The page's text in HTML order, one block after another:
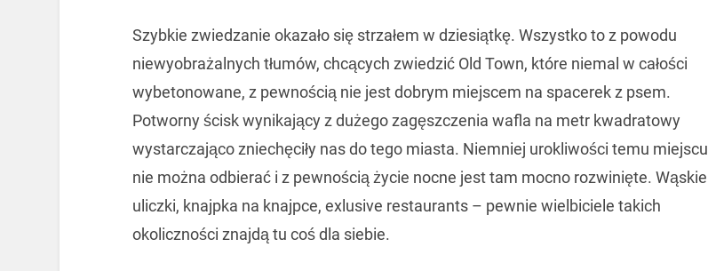
Szybkie zwiedzanie okazało się strzałem w dziesiątkę. Wszystko to z powodu
niewyobrażalnych tłumów, chcących zwiedzić Old Town, które niemal w całości
wybetonowane, z pewnością nie jest dobrym miejscem na spacerek z psem.
Potworny ścisk wynikający z dużego zagęszczenia wafla na metr kwadratowy
wystarczająco zniechęciły nas do tego miasta. Niemniej urokliwości temu miejscu
nie można odbierać i z pewnością życie nocne jest tam mocno rozwinięte. Wąskie
uliczki, knajpka na knajpce, exlusive restaurants – pewnie wielbiciele takich
okoliczności znajdą tu coś dla siebie.